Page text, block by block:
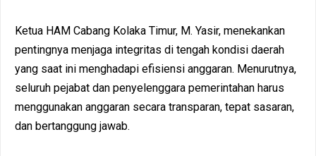
Ketua HAM Cabang Kolaka Timur, M. Yasir, menekankan
pentingnya menjaga integritas di tengah kondisi daerah
yang saat ini menghadapi efisiensi anggaran. Menurutnya,
seluruh pejabat dan penyelenggara pemerintahan harus
menggunakan anggaran secara transparan, tepat sasaran,
dan bertanggung jawab.